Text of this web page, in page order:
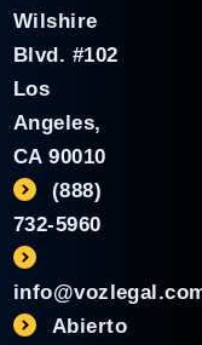
Wilshire
Blvd. #102
Los
Angeles,
CA 90010
(888)
732-5960
Abierto